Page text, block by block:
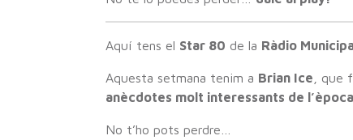
Aquí tens el Star 80 de la Ràdio
Aquesta setmana tenim a Brian Ice , que
anècdotes molt interessants de l’època
No t’ho pots perdre…